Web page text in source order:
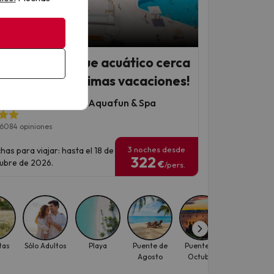
4* con parque acuático cerca
¡tus próximas vacaciones!
Costa Ballena Aquafun & Spa
6084 opiniones
para viajar: hasta el 18 de
de 2026.
3 noches desde
322 €/pers.
Sólo Adultos Playa
Puente de
Agosto
Puente de
Octubre